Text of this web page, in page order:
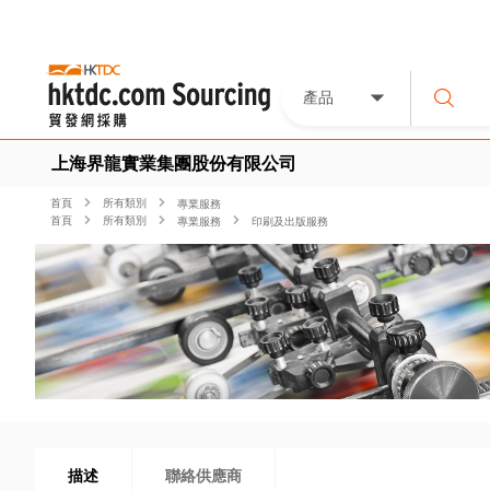
產品
上海界龍實業集團股份有限公司
首頁 所有類別
專業服務
首頁
所有類別 專業服務 印刷及出版服務
描述 聯絡供應商